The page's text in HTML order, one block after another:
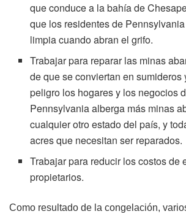
que conduce a la bahía de
que los residentes de
limpia cuando abran el grifo.
Trabajar para reparar las minas
de que se conviertan en sumideros
peligro los hogares y los negocios
Pennsylvania alberga más minas
cualquier otro estado del país, y
acres que necesitan ser reparados.
Trabajar para reducir los costos de
propietarios.
Como resultado de la congelación,